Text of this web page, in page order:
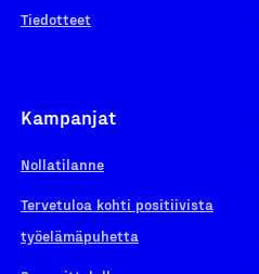
Tiedotteet
Kampanjat
Nollatilanne
Tervetuloa kohti positiivista
työelämäpuhetta